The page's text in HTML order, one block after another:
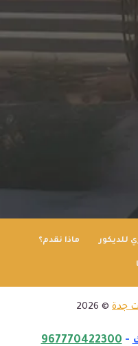
للديكور ماذا نقدم؟
جدة © 2026
-
967770422300